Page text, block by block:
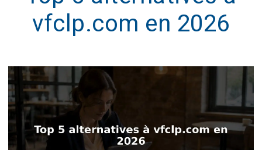
vfclp.com en 2026